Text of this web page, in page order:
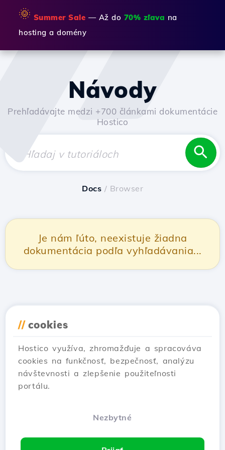
🌞 Summer Sale — Až do 70% zľava na
hosting a domény
Návody
Prehľadávajte medzi +700 článkami dokumentácie
Hostico
Docs / Browser
Je nám ľúto, neexistuje žiadna
dokumentácia podľa vyhľadávania...
// cookies
Hostico využíva, zhromažďuje a spracováva
cookies na funkčnosť, bezpečnosť, analýzu
návštevnosti a zlepšenie použiteľnosti
portálu.
Nezbytné